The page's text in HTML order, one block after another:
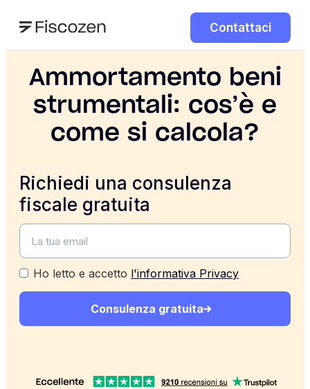
Contattaci
Ammortamento beni
strumentali: cos’è e
come si calcola?
Richiedi una consulenza
fiscale gratuita
Ho letto e accetto l'informativa Privacy
Consulenza gratuita